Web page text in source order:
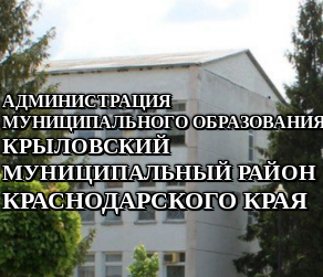
АДМИНИСТРАЦИЯ
МУНИЦИПАЛЬНОГО
КРЫЛОВСКИЙ
МУНИЦИПАЛЬНЫЙ РАЙОН
КРАСНОДАРСКОГО КРАЯ